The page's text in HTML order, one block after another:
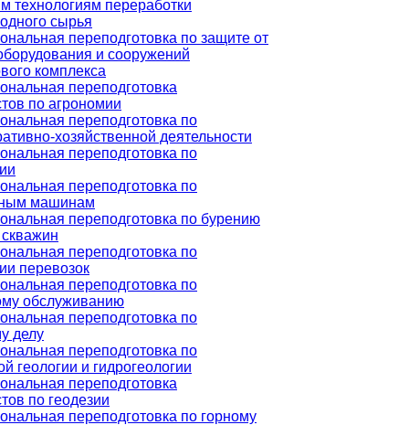
технологиям переработки
сырья
переподготовка по защите от
и сооружений
комплекса
переподготовка
по агрономии
переподготовка по
хозяйственной деятельности
переподготовка по
переподготовка по
машинам
переподготовка по бурению
переподготовка по
перевозок
переподготовка по
обслуживанию
переподготовка по
делу
переподготовка по
геологии и гидрогеологии
переподготовка
по геодезии
переподготовка по горному